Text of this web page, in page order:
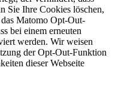
Sie Ihre Cookies löschen,
Matomo Opt-Out-
bei einem erneuten
werden. Wir weisen
der Opt-Out-Funktion
dieser Webseite